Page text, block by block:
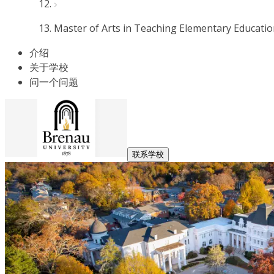
Master of Arts in Teaching Elementary
介绍
关于学校
问一个问题
联系学校